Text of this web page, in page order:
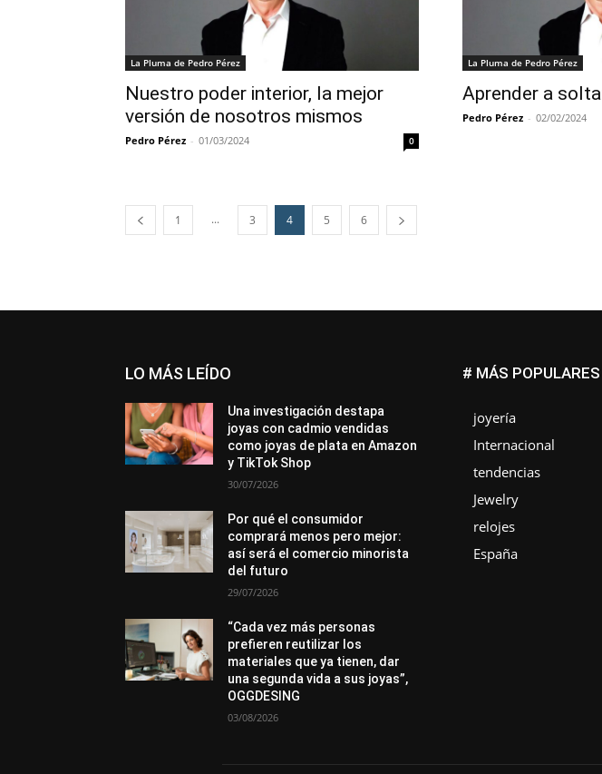
La Pluma de Pedro Pérez
Nuestro poder interior, la mejor
versión de nosotros mismos
Pedro Pérez - 01/03/2024 0
La Pluma de Pedro Pérez
Aprender a
Pedro Pérez - 02/02/2024
1 ... 3 4 5 6
LO MÁS LEÍDO
Una investigación destapa
joyas con cadmio vendidas
como joyas de plata en Amazon
y TikTok Shop
30/07/2026
Por qué el consumidor
comprará menos pero mejor:
así será el comercio minorista
del futuro
29/07/2026
“Cada vez más personas
prefieren reutilizar los
materiales que ya tienen, dar
una segunda vida a sus joyas”,
OGGDESING
03/08/2026
# MÁS POPULARES
joyería
Internacional
tendencias
Jewelry
relojes
España